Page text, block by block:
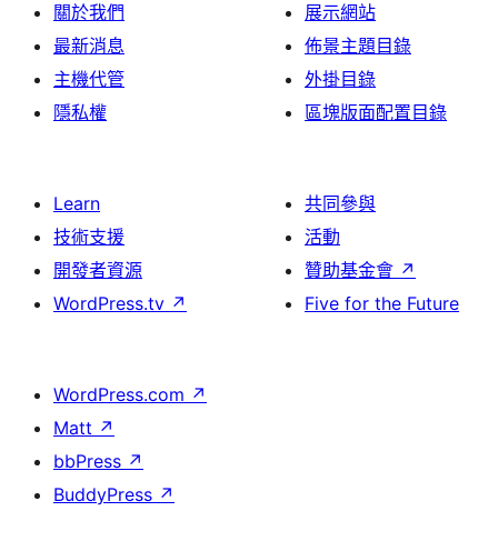
關於我們
最新消息
主機代管
隱私權
展示網站
佈景主題目錄
外掛目錄
區塊版面配置目錄
Learn
技術支援
開發者資源
WordPress.tv ↗
共同參與
活動
贊助基金會 ↗
Five for the Future
WordPress.com ↗
Matt ↗
bbPress ↗
BuddyPress ↗